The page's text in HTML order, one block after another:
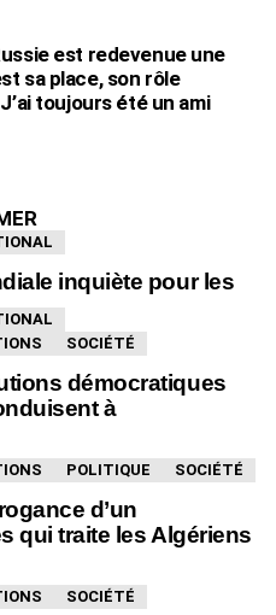
est redevenue une
sa place, son rôle
toujours été un ami
inquiète pour les
SOCIÉTÉ
démocratiques
à
POLITIQUE SOCIÉTÉ
d’un
qui traite les Algériens
SOCIÉTÉ